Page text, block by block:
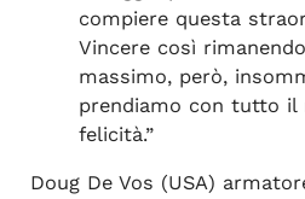
compiere questa
Vincere così
massimo, però,
prendiamo con tutto il
felicità.”
Doug De Vos (USA)